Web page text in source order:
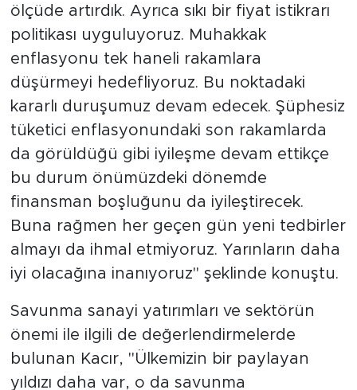
ölçüde artırdık. Ayrıca sıkı bir fiyat istikrarı
politikası uyguluyoruz. Muhakkak
enflasyonu tek haneli rakamlara
düşürmeyi hedefliyoruz. Bu noktadaki
kararlı duruşumuz devam edecek. Şüphesiz
tüketici enflasyonundaki son rakamlarda
da görüldüğü gibi iyileşme devam ettikçe
bu durum önümüzdeki dönemde
finansman boşluğunu da iyileştirecek.
Buna rağmen her geçen gün yeni tedbirler
almayı da ihmal etmiyoruz. Yarınların daha
iyi olacağına inanıyoruz" şeklinde konuştu.
Savunma sanayi yatırımları ve sektörün
önemi ile ilgili de değerlendirmelerde
bulunan Kacır, "Ülkemizin bir paylayan
yıldızı daha var, o da savunma